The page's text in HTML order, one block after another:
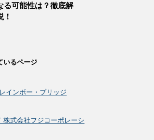
る可能性は？徹底解
！
いるページ
インボー・ブリッジ
株式会社フジコーポレーシ